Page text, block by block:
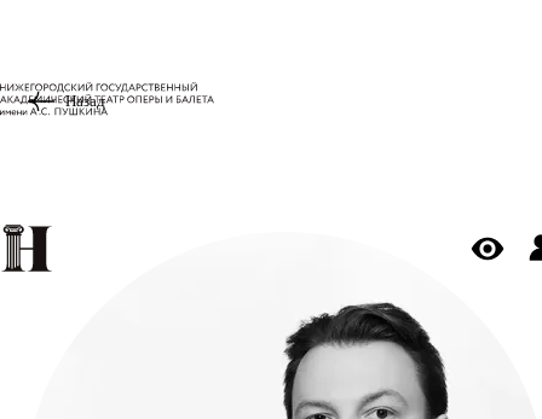
Назад